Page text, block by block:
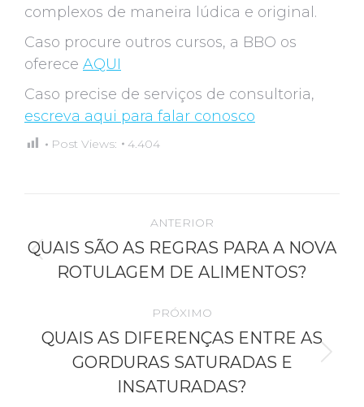
complexos de maneira lúdica e original.
Caso procure outros cursos, a BBO os
oferece AQUI
Caso precise de serviços de consultoria,
escreva aqui para falar conosco
Post Views: 4.404
Navegação
de
post:
ANTERIOR
Post
anterior:
QUAIS SÃO AS REGRAS PARA A NOVA
ROTULAGEM DE ALIMENTOS?
PRÓXIMO
Próximo
post:
QUAIS AS DIFERENÇAS ENTRE AS
GORDURAS SATURADAS E
INSATURADAS?